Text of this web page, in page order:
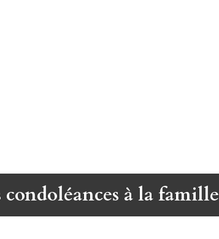
condoléances à la famille